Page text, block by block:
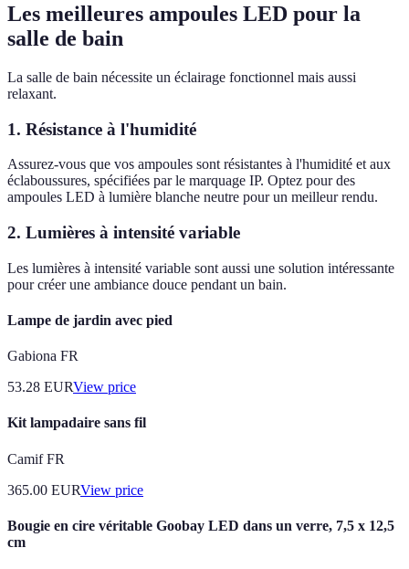
Les meilleures ampoules LED pour la
salle de bain
La salle de bain nécessite un éclairage fonctionnel mais aussi
relaxant.
1. Résistance à l'humidité
Assurez-vous que vos ampoules sont résistantes à l'humidité et aux
éclaboussures, spécifiées par le marquage IP. Optez pour des
ampoules LED à lumière blanche neutre pour un meilleur rendu.
2. Lumières à intensité variable
Les lumières à intensité variable sont aussi une solution intéressante
pour créer une ambiance douce pendant un bain.
Lampe de jardin avec pied
Gabiona FR
53.28 EURView price
Kit lampadaire sans fil
Camif FR
365.00 EURView price
Bougie en cire véritable Goobay LED dans un verre, 7,5 x 12,5
cm